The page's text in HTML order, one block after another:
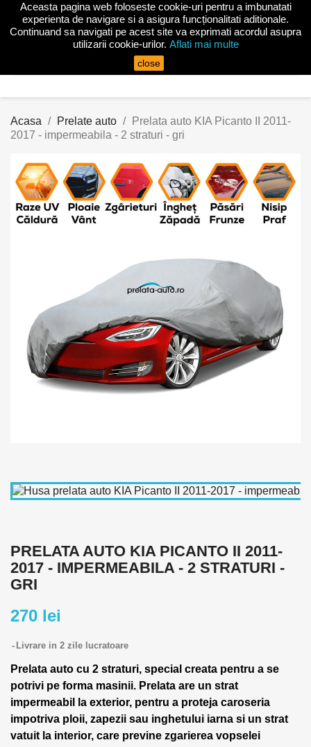
Acasa Prelate auto
Prelata auto KIA Picanto II 2011-
2017 - impermeabila - 2 straturi - gri
PRELATA AUTO KIA PICANTO II 2011-
2017 - IMPERMEABILA - 2 STRATURI -
GRI
270 lei
Livrare in 2 zile lucratoare
Prelata auto cu 2 straturi, special creata pentru a se
potrivi pe forma masinii. Prelata are un strat
impermeabil la exterior, pentru a proteja caroseria
impotriva ploii, zapezii sau inghetului iarna si un strat
vatuit la interior, care previne zgarierea vopselei
Aceasta pagina web foloseste cookie-uri pentru a imbunatati
experienta de navigare si a asigura funcționalitati aditionale.
Continuand sa navigati pe acest site va exprimati acordul asupra
utilizarii cookie-urilor. Aflati mai multe
close